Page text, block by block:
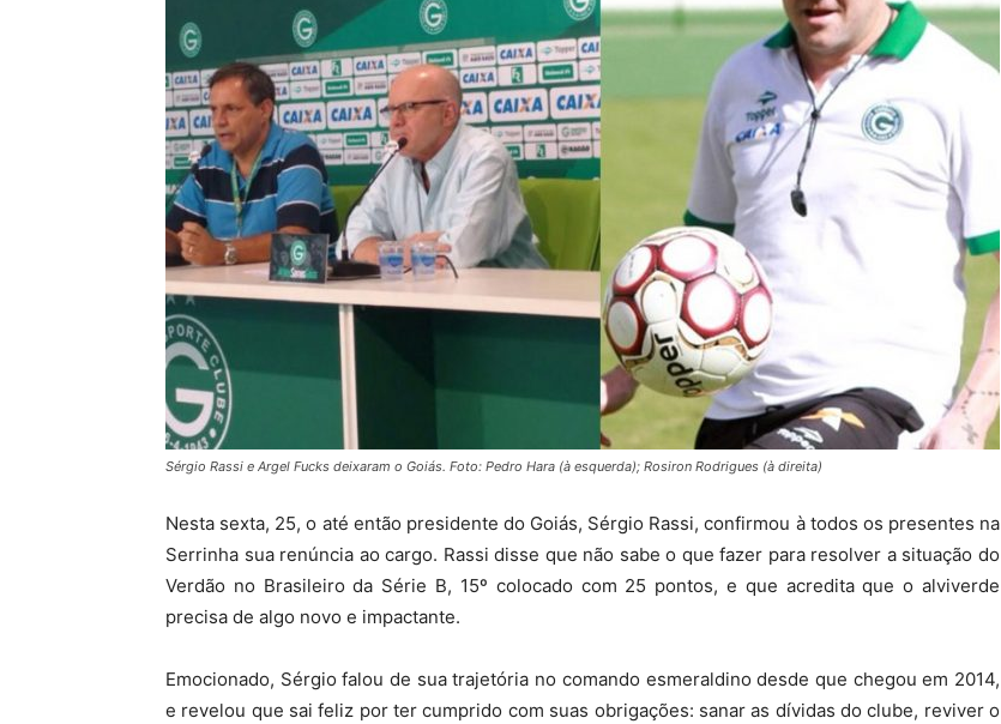
Sérgio Rassi e Argel Fucks deixaram o Goiás. Foto: Pedro Hara (à esquerda); Rosiron Rodrigues (à direita)
Nesta sexta, 25, o até então presidente do Goiás, Sérgio Rassi, confirmou à todos os presentes na
Serrinha sua renúncia ao cargo. Rassi disse que não sabe o que fazer para resolver a situação do
Verdão no Brasileiro da Série B, 15º colocado com 25 pontos, e que acredita que o alviverde
precisa de algo novo e impactante.
Emocionado, Sérgio falou de sua trajetória no comando esmeraldino desde que chegou em 2014,
e revelou que sai feliz por ter cumprido com suas obrigações: sanar as dívidas do clube, reviver o